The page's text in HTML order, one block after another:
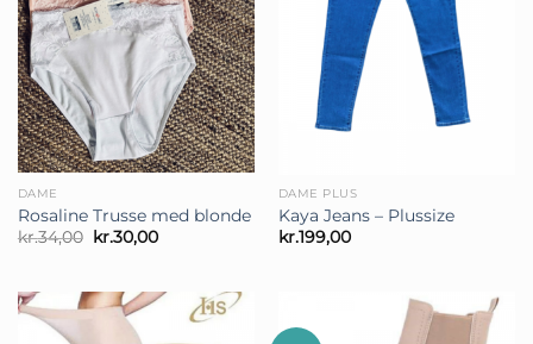
DAME
Rosaline Trusse med blonde
kr.34,00 Den
oprindelige
kr.34,00.
kr.30,00Den
kr.30,00.
DAME PLUS
Kaya Jeans – Plussize
kr.199,00